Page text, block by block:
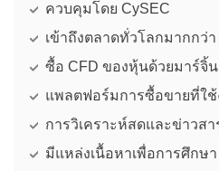
ควบคุมโดย CySEC
เข้าถึงตลาดทั่วโลกมากกว่า
ซื้อ CFD ของหุ้นด้วยมาร์จิ้น
แพลตฟอร์มการซื้อขายที่ใช้
การวิเคราะห์สดและข่าวส
มีแหล่งเนื้อหาเพื่อการศึกษา